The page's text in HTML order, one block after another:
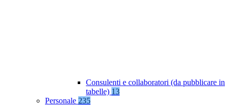
Consulenti e collaboratori (da pubblicare in
tabelle) 13
Personale 235